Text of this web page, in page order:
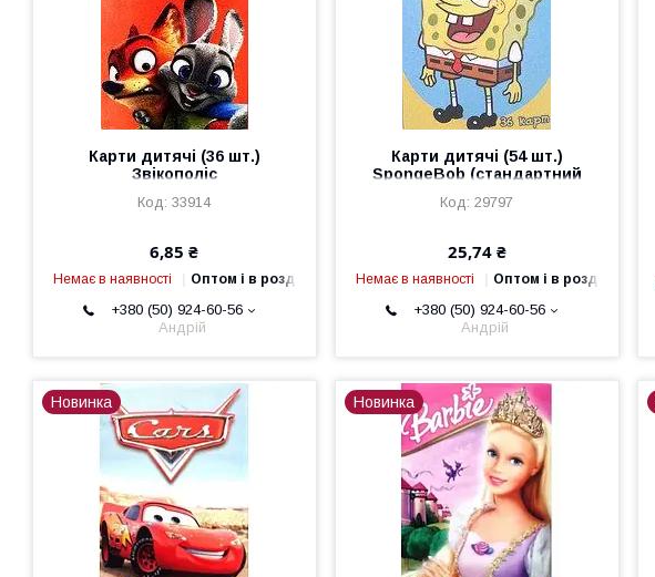
Карти дитячі (36 шт.)
Звікополіс
33914
6,85 ₴
Немає в наявності Оптом і в роздріб
+380 (50) 924-60-56
Андрій
Карти дитячі (54 шт.)
SpongeBob (стандартний
29797
25,74 ₴
Немає в наявності Оптом і в роздріб
+380 (50) 924-60-56
Андрій
Новинка Новинка